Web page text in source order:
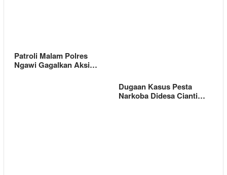
Patroli Malam Polres
Ngawi Gagalkan Aksi…
Dugaan Kasus Pesta
Narkoba Didesa Cianti…